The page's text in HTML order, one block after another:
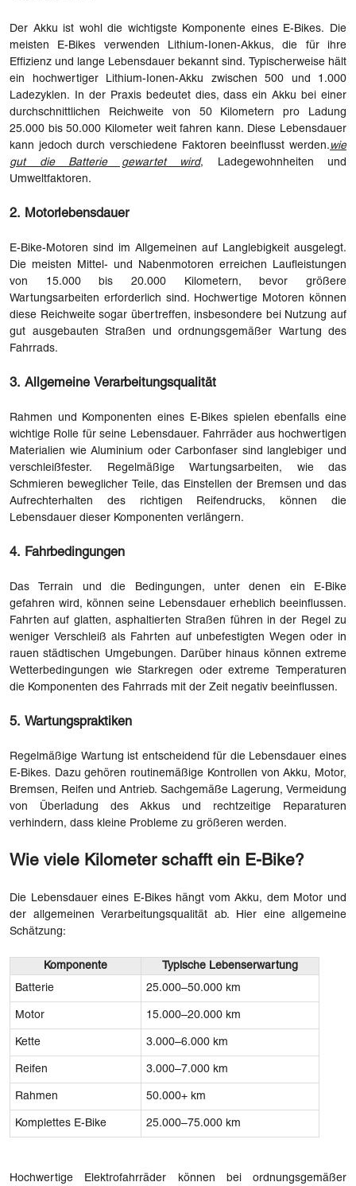
Der Akku ist wohl die wichtigste Komponente eines E-Bikes. Die
meisten E-Bikes verwenden Lithium-Ionen-Akkus, die für ihre
Effizienz und lange Lebensdauer bekannt sind. Typischerweise hält
ein hochwertiger Lithium-Ionen-Akku zwischen 500 und 1.000
Ladezyklen. In der Praxis bedeutet dies, dass ein Akku bei einer
durchschnittlichen Reichweite von 50 Kilometern pro Ladung
25.000 bis 50.000 Kilometer weit fahren kann. Diese Lebensdauer
kann jedoch durch verschiedene Faktoren beeinflusst werden. wie
gut die Batterie gewartet wird, Ladegewohnheiten und
Umweltfaktoren.
2. Motorlebensdauer
E-Bike-Motoren sind im Allgemeinen auf Langlebigkeit ausgelegt.
Die meisten Mittel- und Nabenmotoren erreichen Laufleistungen
von 15.000 bis 20.000 Kilometern, bevor größere
Wartungsarbeiten erforderlich sind. Hochwertige Motoren können
diese Reichweite sogar übertreffen, insbesondere bei Nutzung auf
gut ausgebauten Straßen und ordnungsgemäßer Wartung des
Fahrrads.
3. Allgemeine Verarbeitungsqualität
Rahmen und Komponenten eines E-Bikes spielen ebenfalls eine
wichtige Rolle für seine Lebensdauer. Fahrräder aus hochwertigen
Materialien wie Aluminium oder Carbonfaser sind langlebiger und
verschleißfester. Regelmäßige Wartungsarbeiten, wie das
Schmieren beweglicher Teile, das Einstellen der Bremsen und das
Aufrechterhalten des richtigen Reifendrucks, können die
Lebensdauer dieser Komponenten verlängern.
4. Fahrbedingungen
Das Terrain und die Bedingungen, unter denen ein E-Bike
gefahren wird, können seine Lebensdauer erheblich beeinflussen.
Fahrten auf glatten, asphaltierten Straßen führen in der Regel zu
weniger Verschleiß als Fahrten auf unbefestigten Wegen oder in
rauen städtischen Umgebungen. Darüber hinaus können extreme
Wetterbedingungen wie Starkregen oder extreme Temperaturen
die Komponenten des Fahrrads mit der Zeit negativ beeinflussen.
5. Wartungspraktiken
Regelmäßige Wartung ist entscheidend für die Lebensdauer eines
E-Bikes. Dazu gehören routinemäßige Kontrollen von Akku, Motor,
Bremsen, Reifen und Antrieb. Sachgemäße Lagerung, Vermeidung
von Überladung des Akkus und rechtzeitige Reparaturen
verhindern, dass kleine Probleme zu größeren werden.
Wie viele Kilometer schafft ein E-Bike?
Die Lebensdauer eines E-Bikes hängt vom Akku, dem Motor und
der allgemeinen Verarbeitungsqualität ab. Hier eine allgemeine
Schätzung:
Komponente Typische Lebenserwartung
Batterie 25.000–50.000 km
Motor 15.000–20.000 km
Kette 3.000–6.000 km
Reifen 3.000–7.000 km
Rahmen 50.000+ km
Komplettes E-Bike 25.000–75.000 km
Hochwertige Elektrofahrräder können bei ordnungsgemäßer